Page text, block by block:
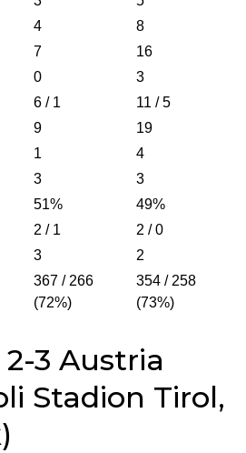
4
8
7
16
0
3
6 / 1
11 / 5
9
19
1
4
3
3
51%
49%
2 / 1
2 / 0
3
2
367 / 266
(72%)
354 / 258
(73%)
3 Austria
Stadion Tirol,